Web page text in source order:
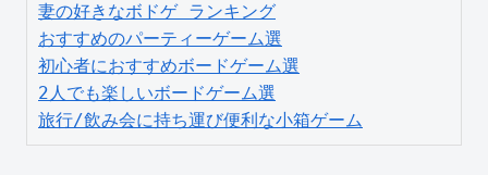
妻の好きなボドゲ ランキング
おすすめのパーティーゲーム選
初心者におすすめボードゲーム選
2人でも楽しいボードゲーム選
旅行/飲み会に持ち運び便利な小箱ゲーム